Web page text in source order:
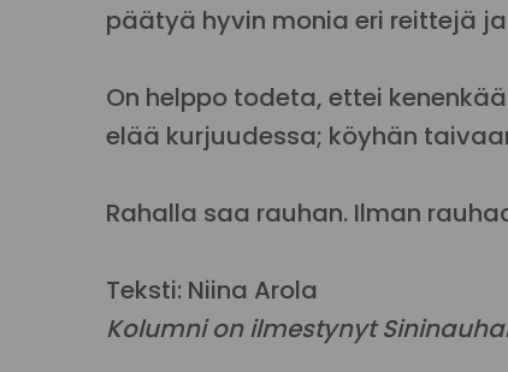
päätyä hyvin monia eri reittejä
On helppo todeta, ettei
elää kurjuudessa; köyhän
Rahalla saa rauhan. Ilman
Teksti: Niina Arola
Kolumni on ilmestynyt